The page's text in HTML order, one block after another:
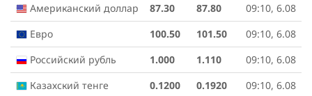
Американский доллар 87.30 87.80
09:10, 6.08
Евро
100.50 101.50
09:10, 6.08
Российский рубль
1.000 1.110
09:10, 6.08
Казахский тенге
0.1200 0.1920 09:10, 6.08